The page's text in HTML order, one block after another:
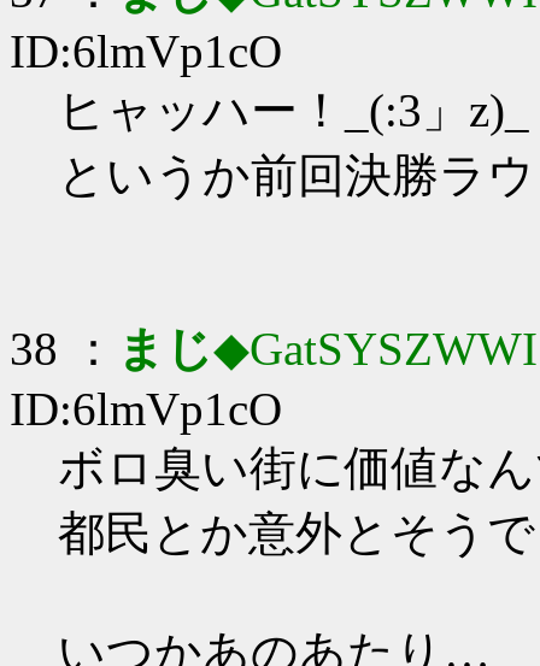
ID:6lmVp1cO
ヒャッハー！_(:3」z)_
というか前回決勝ラ
38 ： まじ◆GatSYSZWWI
ID:6lmVp1cO
ボロ臭い街に価値な
都民とか意外とそう
いつかあのあたり…